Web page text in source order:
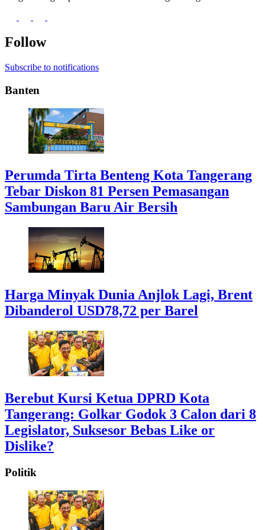
Follow
Subscribe to notifications
Banten
Perumda Tirta Benteng Kota Tangerang
Tebar Diskon 81 Persen Pemasangan
Sambungan Baru Air Bersih
Harga Minyak Dunia Anjlok Lagi, Brent
Dibanderol USD78,72 per Barel
Berebut Kursi Ketua DPRD Kota
Tangerang: Golkar Godok 3 Calon dari 8
Legislator, Suksesor Bebas Like or
Dislike?
Politik